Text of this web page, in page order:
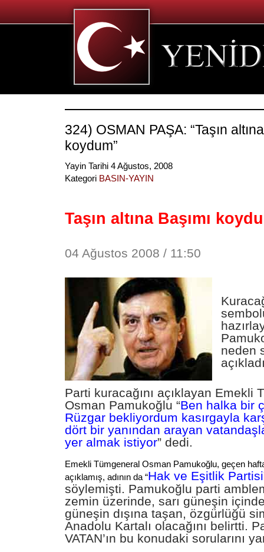
324) OSMAN PAŞA: “Taşın
koydum”
Yayin Tarihi 4 Ağustos, 2008
Kategori BASIN-YAYIN
Taşın altına Başımı
04 Ağustos 2008 / 11:50
neden
Parti kuracağını açıklayan Emekli
Osman Pamukoğlu “Ben halka bir
Rüzgar bekliyordum kasırgayla
dört bir yanından arayan
yer almak istiyor” dedi.
Emekli Tümgeneral Osman Pamukoğlu, geçen
açıklamış, adının da “Hak ve Eşitlik Partisi
söylemişti. Pamukoğlu parti
zemin üzerinde, sarı güneşin
güneşin dışına taşan, özgürlüğü
Anadolu Kartalı olacağını belirtti.
VATAN’ın bu konudaki sorularını